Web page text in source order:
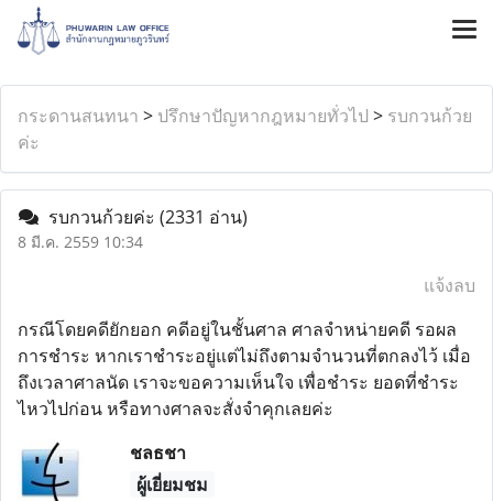
กระดานสนทนา > ปรึกษาปัญหากฎหมายทั่วไป > รบกวนก้วย
ค่ะ
รบกวนก้วยค่ะ (2331 อ่าน)
8 มี.ค. 2559 10:34
แจ้งลบ
กรณีโดยคดียักยอก คดีอยู่ในชั้นศาล ศาลจำหน่ายคดี รอผล
การชำระ หากเราชำระอยู่แต่ไม่ถึงตามจำนวนที่ตกลงไว้ เมื่อ
ถึงเวลาศาลนัด เราจะขอความเห็นใจ เพื่อชำระ ยอดที่ชำระ
ไหวไปก่อน หรือทางศาลจะสั่งจำคุกเลยค่ะ
ชลธชา
ผู้เยี่ยมชม